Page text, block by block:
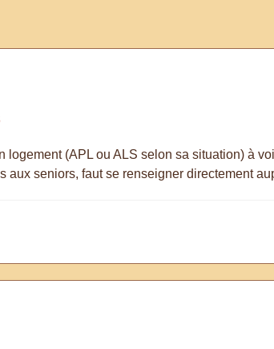
logement (APL ou ALS selon sa situation) à
aux seniors, faut se renseigner directement